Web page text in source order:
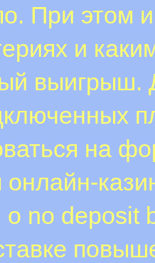
При этом
и
выигрыш.
на
онлайн-
no deposit